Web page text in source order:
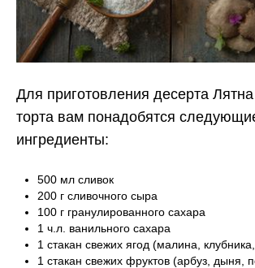
Для приготовления десерта
торта вам понадобятся
ингредиенты:
500 мл сливок
200 г сливочного сыра
100 г гранулированного сахара
1 ч.л. ванильного сахара
1 стакан свежих ягод (малина,
1 стакан свежих фруктов (арбуз, дыня,